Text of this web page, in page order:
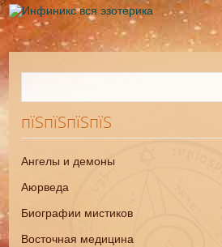
пїЅпїЅпїЅпїЅ
Ангелы и демоны
Аюрведа
Биографии мистиков
Восточная медицина